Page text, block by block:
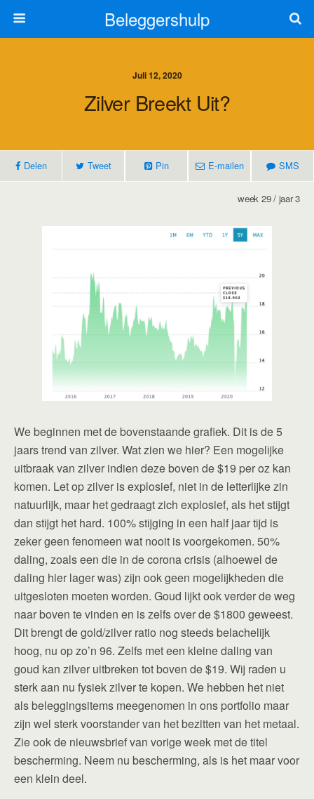
Beleggershulp
Juli 12, 2020
Zilver Breekt Uit?
Delen Tweet Pin E-mailen SMS
week 29 / jaar 3
We beginnen met de bovenstaande grafiek. Dit is de 5
jaars trend van zilver. Wat zien we hier? Een mogelijke
uitbraak van zilver indien deze boven de $19 per oz kan
komen. Let op zilver is explosief, niet in de letterlijke zin
natuurlijk, maar het gedraagt zich explosief, als het stijgt
dan stijgt het hard. 100% stijging in een half jaar tijd is
zeker geen fenomeen wat nooit is voorgekomen. 50%
daling, zoals een die in de corona crisis (alhoewel de
daling hier lager was) zijn ook geen mogelijkheden die
uitgesloten moeten worden. Goud lijkt ook verder de weg
naar boven te vinden en is zelfs over de $1800 geweest.
Dit brengt de gold/zilver ratio nog steeds belachelijk
hoog, nu op zo’n 96. Zelfs met een kleine daling van
goud kan zilver uitbreken tot boven de $19. Wij raden u
sterk aan nu fysiek zilver te kopen. We hebben het niet
als beleggingsitems meegenomen in ons portfolio maar
zijn wel sterk voorstander van het bezitten van het metaal.
Zie ook de nieuwsbrief van vorige week met de titel
bescherming. Neem nu bescherming, als is het maar voor
een klein deel.